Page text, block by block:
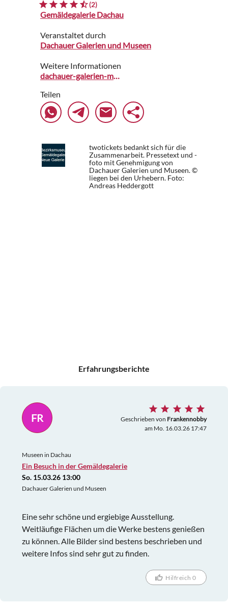
(2)
Gemäldegalerie Dachau
Veranstaltet durch
Dachauer Galerien und Museen
Weitere Informationen
dachauer-galerien-museen.de
Teilen
twotickets bedankt sich für die
Zusammenarbeit. Pressetext und -
foto mit Genehmigung von
Dachauer Galerien und Museen. ©
liegen bei den Urhebern. Foto:
Andreas Heddergott
Erfahrungsberichte
FR Geschrieben von Frankennobby
am Mo. 16.03.26 17:47
Museen in Dachau
Ein Besuch in der Gemäldegalerie
So. 15.03.26 13:00
Dachauer Galerien und Museen
Eine sehr schöne und ergiebige Ausstellung.
Weitläufige Flächen um die Werke bestens genießen
zu können. Alle Bilder sind bestens beschrieben und
weitere Infos sind sehr gut zu finden.
Hilfreich 0